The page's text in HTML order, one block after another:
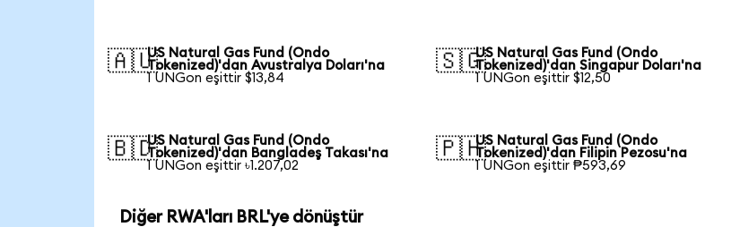
🇦🇺US Natural Gas Fund (Ondo
Tokenized)'dan Avustralya Doları'na
1 UNGon eşittir $13,84
🇸🇬US Natural Gas Fund (Ondo
Tokenized)'dan Singapur Doları'na
1 UNGon eşittir $12,50
🇧🇩US Natural Gas Fund (Ondo
Tokenized)'dan Bangladeş Takası'na
1 UNGon eşittir ৳1.207,02
🇵🇭US Natural Gas Fund (Ondo
Tokenized)'dan Filipin Pezosu'na
1 UNGon eşittir ₱593,69
Diğer RWA'ları BRL'ye dönüştür